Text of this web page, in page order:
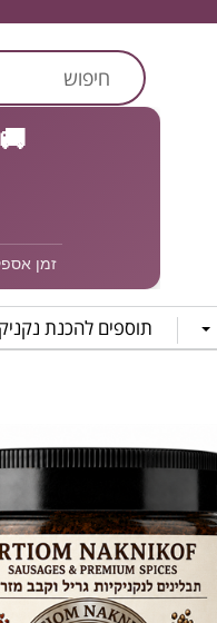
זמן אספקה ממוצע: 3–7 ימי
תוספים להכנת